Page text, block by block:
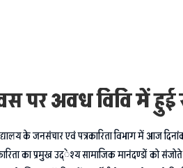
पर अवध विवि में हुई
के जनसंचार एवं पत्रकारिता विभाग में आज
का प्रमुख उद्ेश्य सामाजिक मानंदण्डों को